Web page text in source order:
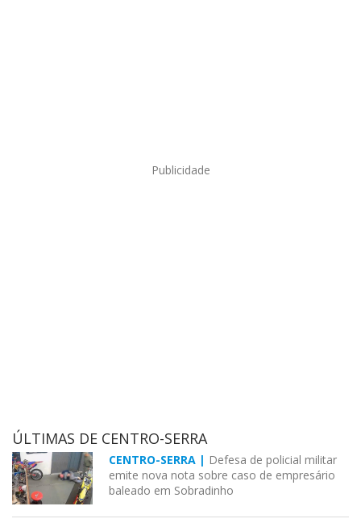
Publicidade
ÚLTIMAS DE CENTRO-SERRA
CENTRO-SERRA | Defesa de policial militar
emite nova nota sobre caso de empresário
baleado em Sobradinho